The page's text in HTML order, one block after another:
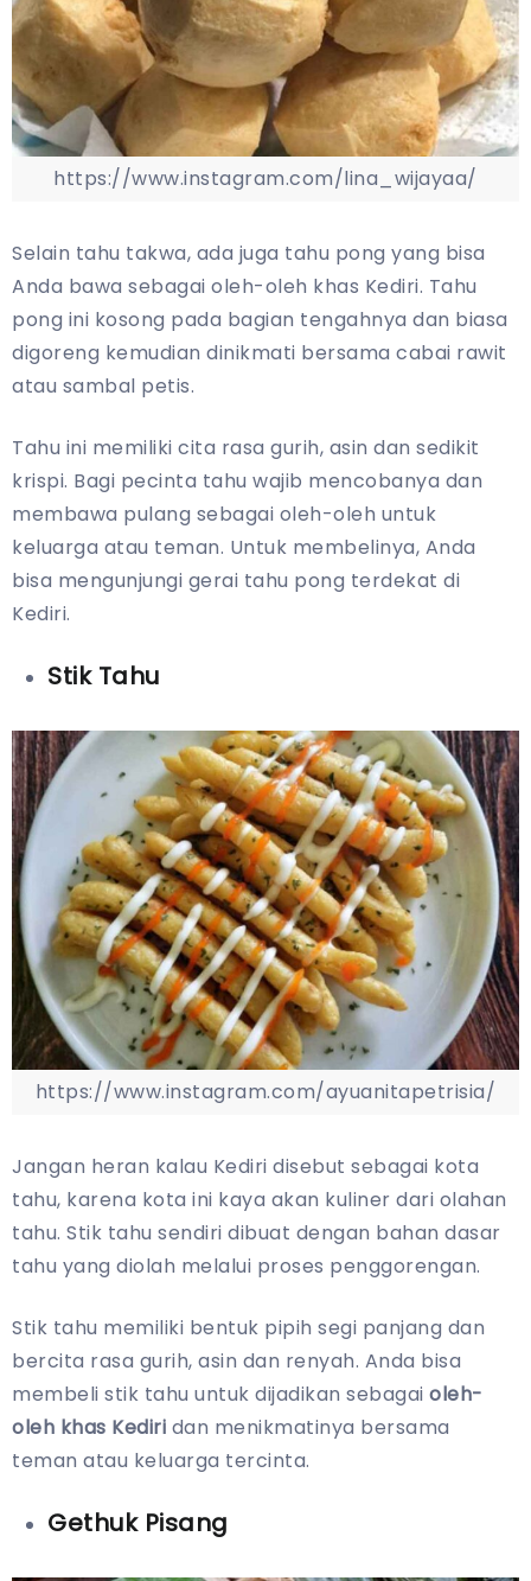
https://www.instagram.com/lina_wijayaa/
Selain tahu takwa, ada juga tahu pong yang bisa
Anda bawa sebagai oleh-oleh khas Kediri. Tahu
pong ini kosong pada bagian tengahnya dan biasa
digoreng kemudian dinikmati bersama cabai rawit
atau sambal petis.
Tahu ini memiliki cita rasa gurih, asin dan sedikit
krispi. Bagi pecinta tahu wajib mencobanya dan
membawa pulang sebagai oleh-oleh untuk
keluarga atau teman. Untuk membelinya, Anda
bisa mengunjungi gerai tahu pong terdekat di
Kediri.
Stik Tahu
https://www.instagram.com/ayuanitapetrisia/
Jangan heran kalau Kediri disebut sebagai kota
tahu, karena kota ini kaya akan kuliner dari olahan
tahu. Stik tahu sendiri dibuat dengan bahan dasar
tahu yang diolah melalui proses penggorengan.
Stik tahu memiliki bentuk pipih segi panjang dan
bercita rasa gurih, asin dan renyah. Anda bisa
membeli stik tahu untuk dijadikan sebagai oleh-
oleh khas Kediri dan menikmatinya bersama
teman atau keluarga tercinta.
Gethuk Pisang